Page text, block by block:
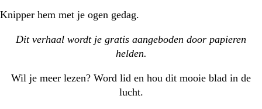
Knipper hem met je ogen gedag.
Dit verhaal wordt je gratis aangeboden door papieren
helden.
Wil je meer lezen? Word lid en hou dit mooie blad in de
lucht.